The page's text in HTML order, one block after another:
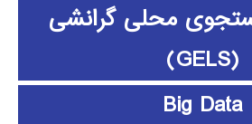
محلی گرانشی
(GELS)
Big Data